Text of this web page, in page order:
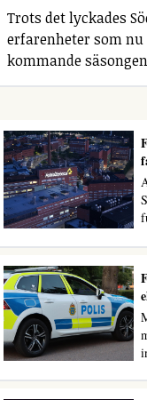
Trots det lyckades
erfarenheter som
kommande